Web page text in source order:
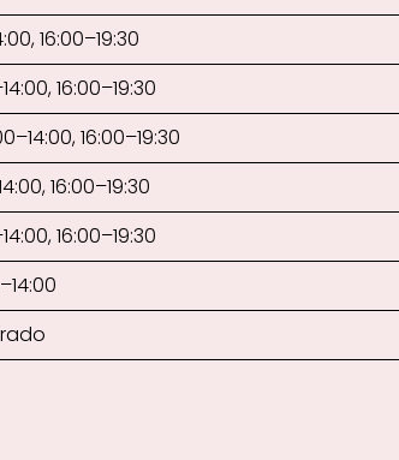
16:00–19:30
16:00–19:30
16:00–19:30
16:00–19:30
16:00–19:30